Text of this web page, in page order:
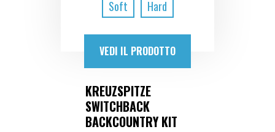
Soft
Hard
VEDI IL PRODOTTO
KREUZSPITZE
SWITCHBACK
BACKCOUNTRY KIT